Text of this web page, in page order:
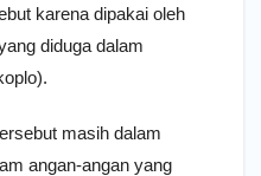
karena dipakai oleh
diduga dalam
masih dalam
angan-angan yang